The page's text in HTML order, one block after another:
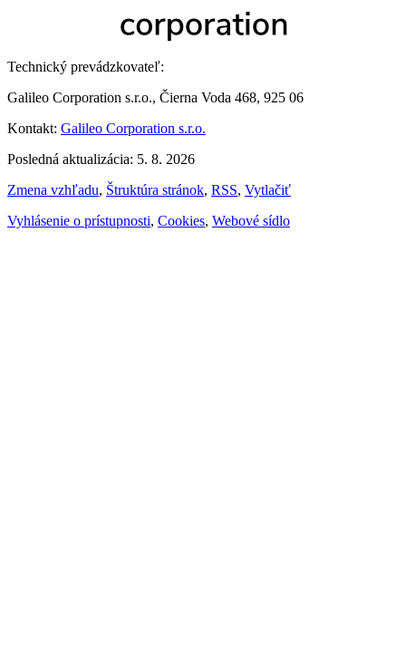
Technický prevádzkovateľ:
Galileo Corporation s.r.o., Čierna Voda 468, 925 06
Kontakt: Galileo Corporation s.r.o.
Posledná aktualizácia: 5. 8. 2026
Zmena vzhľadu, Štruktúra stránok, RSS, Vytlačiť
Vyhlásenie o prístupnosti, Cookies, Webové sídlo